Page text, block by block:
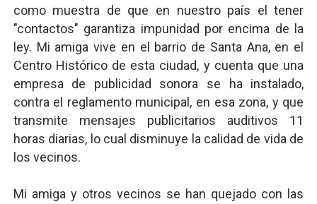
como muestra de que en nuestro país el tener
"contactos" garantiza impunidad por encima de la
ley. Mi amiga vive en el barrio de Santa Ana, en el
Centro Histórico de esta ciudad, y cuenta que una
empresa de publicidad sonora se ha instalado,
contra el reglamento municipal, en esa zona, y que
transmite mensajes publicitarios auditivos 11
horas diarias, lo cual disminuye la calidad de vida de
los vecinos.
Mi amiga y otros vecinos se han quejado con las